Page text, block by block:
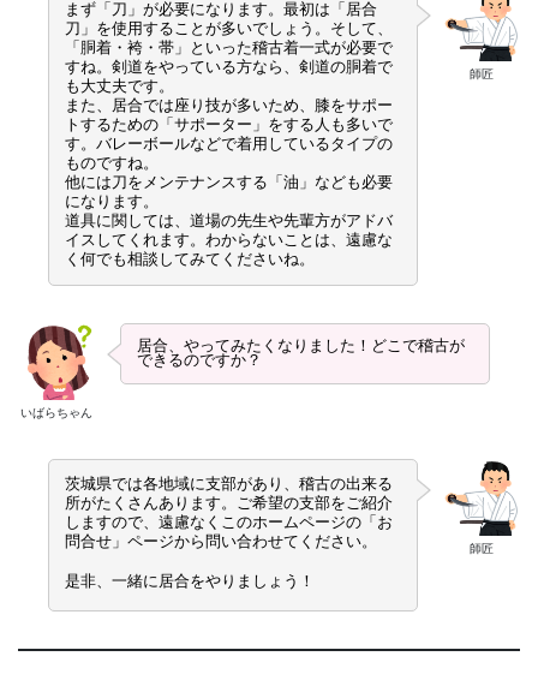
師匠
まず「刀」が必要になります。最初は「居合
刀」を使用することが多いでしょう。そして、
「胴着・袴・帯」といった稽古着一式が必要で
すね。剣道をやっている方なら、剣道の胴着で
も大丈夫です。
また、居合では座り技が多いため、膝をサポー
トするための「サポーター」をする人も多いで
す。バレーボールなどで着用しているタイプの
ものですね。
他には刀をメンテナンスする「油」なども必要
になります。
道具に関しては、道場の先生や先輩方がアドバ
イスしてくれます。わからないことは、遠慮な
く何でも相談してみてくださいね。
いばらちゃん
居合、やってみたくなりました！どこで稽古が
できるのですか？
師匠
茨城県では各地域に支部があり、稽古の出来る
所がたくさんあります。ご希望の支部をご紹介
しますので、遠慮なくこのホームページの「お
問合せ」ページから問い合わせてください。
是非、一緒に居合をやりましょう！